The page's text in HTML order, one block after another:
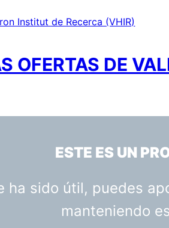
Institut de Recerca (VHIR)
OFERTAS DE
ESTE ES UN
ha sido útil, puedes
manteniendo